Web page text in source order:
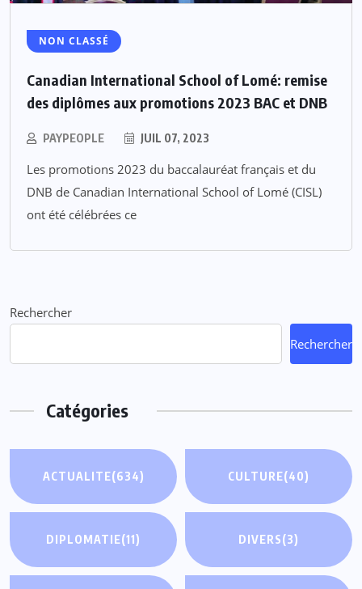
NON CLASSÉ
Canadian International School of Lomé: remise
des diplômes aux promotions 2023 BAC et DNB
PAYPEOPLE JUIL 07, 2023
Les promotions 2023 du baccalauréat français et du
DNB de Canadian International School of Lomé (CISL)
ont été célébrées ce
Rechercher
Rechercher
Catégories
ACTUALITE(634) CULTURE(40)
DIPLOMATIE(11) DIVERS(3)